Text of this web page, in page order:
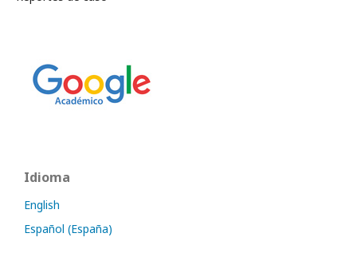
Idioma
English
Español (España)